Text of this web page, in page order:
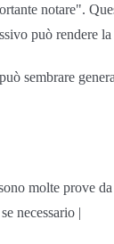
notare".
può rendere
sembrare
molte prove da
necessario |